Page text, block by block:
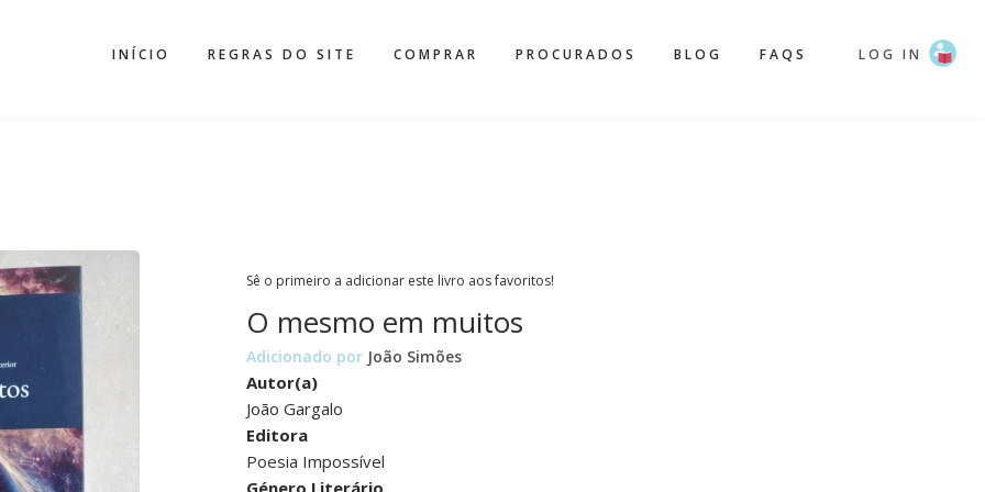
INÍCIO REGRAS DO SITE COMPRAR PROCURADOS BLOG FAQS LOG IN
Sê o primeiro a adicionar este livro aos favoritos!
O mesmo em muitos
Adicionado por João Simões
Autor(a)
João Gargalo
Editora
Poesia Impossível
Género Literário